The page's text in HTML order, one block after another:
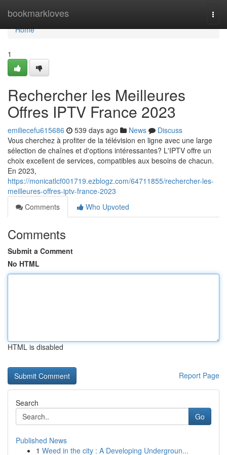
bookmarkloves
Home
Home
1
Rechercher les Meilleures
Offres IPTV France 2023
emiliecefu615686 539 days ago News
Discuss
Vous cherchez à profiter de la télévision en ligne avec une large
sélection de chaînes et d'options intéressantes? L'IPTV offre un
choix excellent de services, compatibles aux besoins de chacun.
En 2023,
https://monicatlcf001719.ezblogz.com/64711855/rechercher-les-
meilleures-offres-iptv-france-2023
Comments
Who Upvoted
Comments
Submit a Comment
No HTML
HTML is disabled
Report Page
Search
Go
Published News
1 Weed in the city : A Developing Undergroun...